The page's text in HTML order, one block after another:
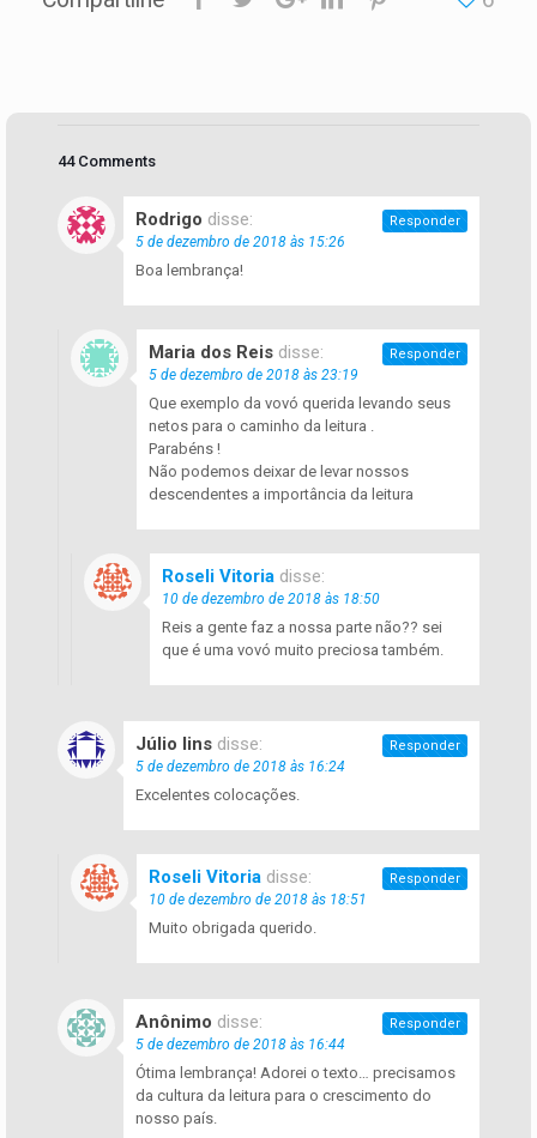
44 Comments
Rodrigo disse:
5 de dezembro de 2018 às 15:26
Boa lembrança!
Responder
Maria dos Reis disse:
5 de dezembro de 2018 às 23:19
Que exemplo da vovó querida levando seus
netos para o caminho da leitura .
Parabéns !
Não podemos deixar de levar nossos
descendentes a importância da leitura
Responder
Roseli Vitoria disse:
10 de dezembro de 2018 às 18:50
Reis a gente faz a nossa parte não?? sei
que é uma vovó muito preciosa também.
Júlio lins disse:
5 de dezembro de 2018 às 16:24
Excelentes colocações.
Responder
Roseli Vitoria disse:
10 de dezembro de 2018 às 18:51
Muito obrigada querido.
Responder
Anônimo disse:
5 de dezembro de 2018 às 16:44
Ótima lembrança! Adorei o texto… precisamos
da cultura da leitura para o crescimento do
nosso país.
Responder